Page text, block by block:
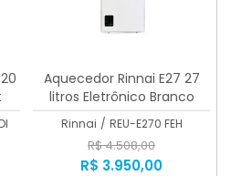
Aquecedor Rinnai E27 27
litros Eletrônico Branco
Rinnai / REU-E270 FEH
R$ 4.508,00
R$ 3.950,00